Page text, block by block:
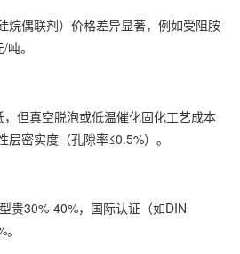
偶联剂）价格差异显著，例如受阻胺
。
但真空脱泡或低温催化固化工艺成本
密实度（孔隙率≤0.5%）。
30%-40%，国际认证（如DIN